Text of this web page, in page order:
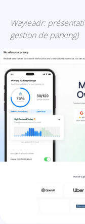
Wayleadr:
gestion de parking)